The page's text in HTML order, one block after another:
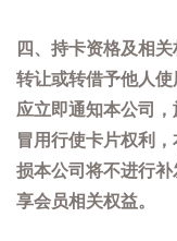
四、持卡资格及相
转让或转借予他人使
应立即通知本公司
冒用行使卡片权利
损本公司将不进行
享会员相关权益。